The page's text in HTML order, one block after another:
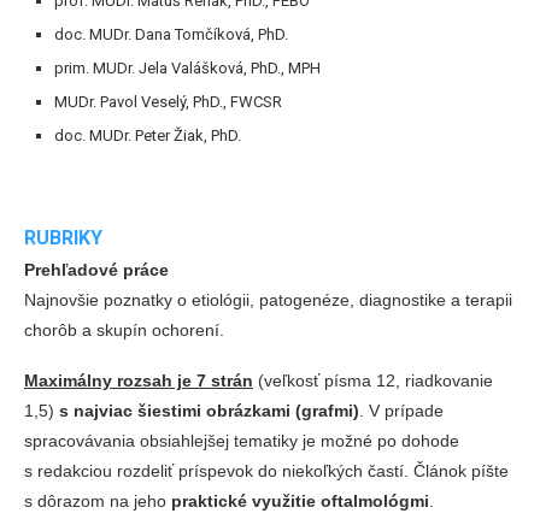
doc. MUDr. Dana Tomčíková, PhD.
prim. MUDr. Jela Valášková, PhD., MPH
MUDr. Pavol Veselý, PhD., FWCSR
doc. MUDr. Peter Žiak, PhD.
RUBRIKY
Prehľadové práce
Najnovšie poznatky o etiológii, patogenéze, diagnostike a terapii
chorôb a skupín ochorení.
Maximálny rozsah je 7 strán (veľkosť písma 12, riadkovanie
1,5) s najviac šiestimi obrázkami (grafmi) . V prípade
spracovávania obsiahlejšej tematiky je možné po dohode
s redakciou rozdeliť príspevok do niekoľkých častí. Článok píšte
s dôrazom na jeho praktické využitie oftalmológmi